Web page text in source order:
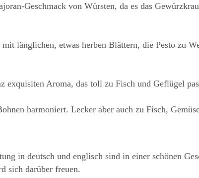
Geschmack von Würsten, da es das
länglichen, etwas herben Blättern, die Pesto zu
exquisiten Aroma, das toll zu Fisch und Geflügel
harmoniert. Lecker aber auch zu Fisch,
in deutsch und englisch sind in einer schönen
sich darüber freuen.